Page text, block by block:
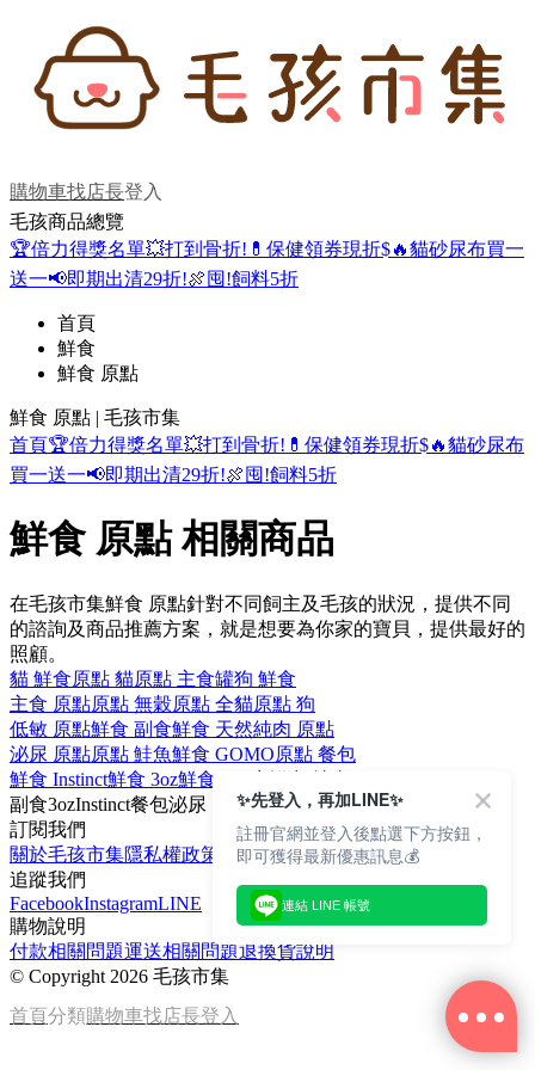
購物車找店長登入
毛孩商品總覽
🏆倍力得獎名單💥打到骨折! 💊保健領券現折$🔥貓砂尿布買一
送一📢即期出清29折!🍖囤!飼料5折
首頁
鮮食
鮮食 原點
鮮食 原點 | 毛孩市集
首頁🏆倍力得獎名單💥打到骨折! 💊保健領券現折$🔥貓砂尿布
買一送一📢即期出清29折!🍖囤!飼料5折
鮮食 原點 相關商品
在毛孩市集鮮食 原點針對不同飼主及毛孩的狀況，提供不同
的諮詢及商品推薦方案，就是想要為你家的寶貝，提供最好的
照顧。
貓 鮮食原點 貓原點 主食罐狗 鮮食
主食 原點原點 無穀原點 全貓原點 狗
低敏 原點鮮食 副食鮮食 天然純肉 原點
泌尿 原點原點 鮭魚鮮食 GOMO原點 餐包
鮮食 Instinct鮮食 3oz鮮食 150克
副食3ozInstinct餐包泌尿
訂閱我們
關於毛孩市集隱私權政策
文章
追蹤我們
FacebookInstagramLINE
購物說明
付款相關問題運送相關問題退換貨說明
© Copyright 2026 毛孩市集
首頁分類購物車找店長登入
✨先登入，再加LINE✨
註冊官網並登入後點選下方按鈕，
即可獲得最新優惠訊息💰
連結 LINE 帳號